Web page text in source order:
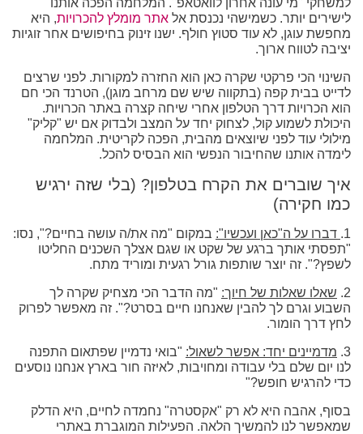
למשחקי "מי עונה אחרון לוואטאפ". המלחמה הפכה אותנו
לישירים יותר. כשמישהי נכנסת אל אתר מומלץ להכרויות, היא
מחפשת עוגן, לא עוד סטוץ חולף. ישנו זינוק בחיפושים אחר זוגיות
יציבה לטווח ארוך.
השינוי הכי פרקטי שקרה כאן הוא החזרה למקורות. לפני שרצים
לדייט בבית קפה (בתקווה שיש שם מרחב מוגן), הטרנד הכי חם
הוא הכרויות דרך הטלפון אחרי שיחה קצרה באתר הכרויות.
היכולת לשמוע קול, לצחוק יחד על המצב ולבדוק אם יש "קליק"
מילולי עוד לפני שיוצאים מהבית, הפכה לקריטית. המלחמה
לימדה אותנו שהחיבור הנפשי הוא הבסיס להכל.
איך שוברים את הקרח בטלפון? (בלי שזה ירגיש
כמו חקירה)
1. דברו על ה"כאן ועכשיו": במקום "מה את/ה עושה בחיים?", נסו:
"תפסתי אותך ברגע של שקט או שגם אצלך השכנים החליטו
לשפץ?". זה יוצר שותפות גורל רגעית ומוריד מתח.
2. שאלו שאלות של חיוך: "מה הדבר הכי מצחיק שקרה לך
השבוע וגרם לך להבין שאנחנו חיים בסרט?". זה מאפשר לפרוק
לחץ דרך הומור.
3. מדמיינים יחד: אפשר לשאול: "בואי נדמיין שפתאום התפנה
לנו יום שלם בלי עבודה ומחויבות, לאיזה חור בארץ אנחנו נוסעים
כדי להרגיש חופש?"
בסוף, אהבה היא לא רק "אקסטרה" נחמדה לחיים, היא הדלק
שמאפשר לנו להמשיך הלאה. הפעילות המוגברת באתרי